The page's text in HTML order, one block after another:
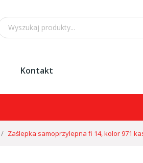
Kontakt
Zaślepka samoprzylepna fi 14, kolor 971